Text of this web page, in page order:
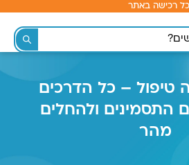
רכישה באתר
טיפול – כל הדרכים
התסמינים ולהחלים
מהר